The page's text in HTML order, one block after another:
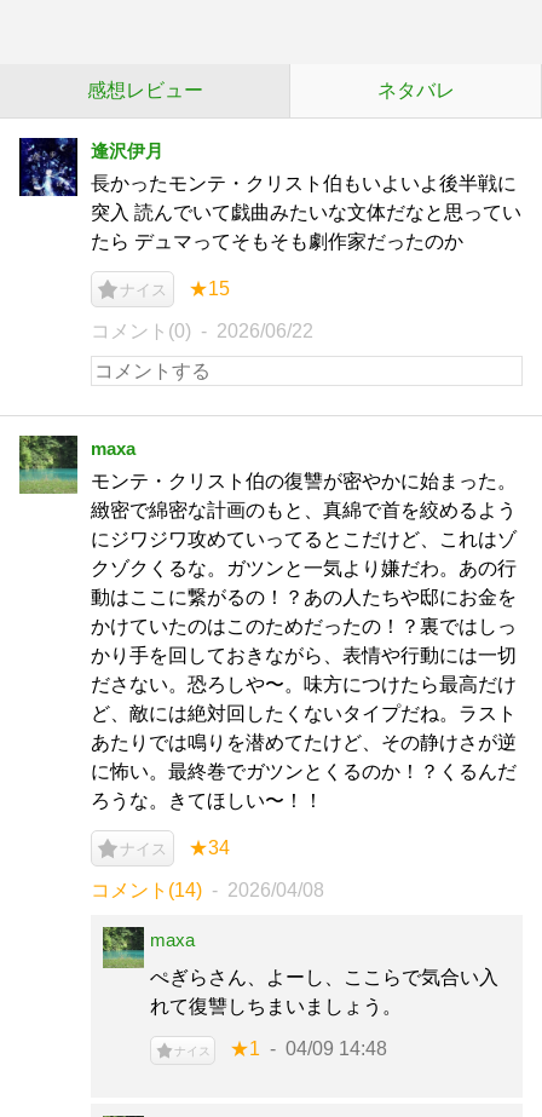
感想レビュー ネタバレ
逢沢伊月
長かったモンテ・クリスト伯もいよいよ後半戦に
突入 読んでいて戯曲みたいな文体だなと思ってい
たら デュマってそもそも劇作家だったのか
ナイス ★15
コメント(0) 2026/06/22
maxa
モンテ・クリスト伯の復讐が密やかに始まった。
緻密で綿密な計画のもと、真綿で首を絞めるよう
にジワジワ攻めていってるとこだけど、これはゾ
クゾクくるな。ガツンと一気より嫌だわ。あの行
動はここに繋がるの！？あの人たちや邸にお金を
かけていたのはこのためだったの！？裏ではしっ
かり手を回しておきながら、表情や行動には一切
ださない。恐ろしや〜。味方につけたら最高だけ
ど、敵には絶対回したくないタイプだね。ラスト
あたりでは鳴りを潜めてたけど、その静けさが逆
に怖い。最終巻でガツンとくるのか！？くるんだ
ろうな。きてほしい〜！！
ナイス ★34
コメント(14) 2026/04/08
maxa
ぺぎらさん、よーし、ここらで気合い入
れて復讐しちまいましょう。
ナイス ★1 04/09 14:48